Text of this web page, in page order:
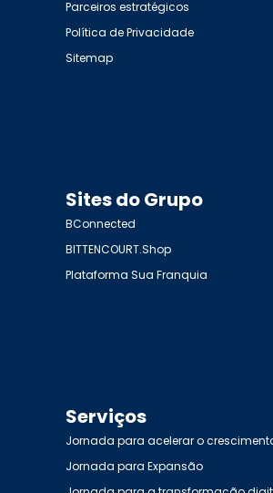
Parceiros estratégicos
Política de Privacidade
Sitemap
Sites do Grupo
BConnected
BITTENCOURT.Shop
Plataforma Sua Franquia
Serviços
Jornada para acelerar o
Jornada para Expansão